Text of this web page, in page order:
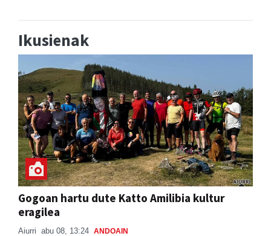
Gogoan hartu dute Katto Amilibia kultur
eragilea
Aiurri abu 08, 13:24